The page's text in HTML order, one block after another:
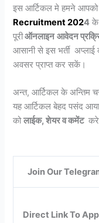
इस आर्टिकल मे हमने
Recruitment2024 के
पूरीऑनलाइन आवेदन
आसानी से इस भर्ती
अवसर प्राप्त कर सकें।
अन्त, आर्टिकल के अन्तिम
यह आर्टिकल बेहद पसंद
कोलाईक, शेयर व कमेंट
Join Our
Direct Link To